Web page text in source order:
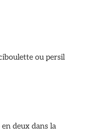
ou persil
deux dans la